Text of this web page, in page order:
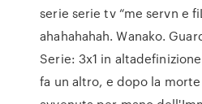
serie serie tv “me servn e
ahahahahah. Wanako.
Serie: 3x1 in
fa un altro, e dopo la